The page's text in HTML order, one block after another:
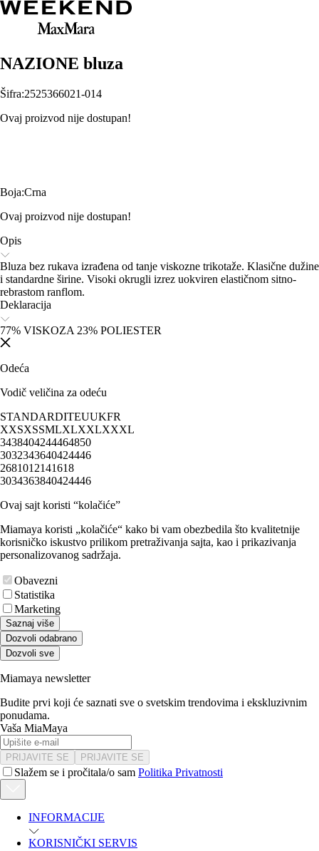
NAZIONE bluza
Šifra:2525366021-014
Ovaj proizvod nije dostupan!
Boja:Crna
Ovaj proizvod nije dostupan!
Opis
Bluza bez rukava izrađena od tanje viskozne trikotaže. Klasične dužine
i standardne širine. Visoki okrugli izrez uokviren elastičnom sitno-
rebrastom ranflom.
Deklaracija
77% VISKOZA 23% POLIESTER
Odeća
Vodič veličina za odeću
STANDARDITEUUKFR
XXSXSSMLXLXXLXXXL
3438404244464850
3032343640424446
2681012141618
3034363840424446
Ovaj sajt koristi “kolačiće”
Miamaya koristi „kolačiće“ kako bi vam obezbedila što kvalitetnije
korisničko iskustvo prilikom pretraživanja sajta, kao i prikazivanja
personalizovanog sadržaja.
Obavezni
Statistika
Marketing
Saznaj više
Dozvoli odabrano
Dozvoli sve
Miamaya newsletter
Budite prvi koji će saznati sve o svetskim trendovima i ekskluzivnim
ponudama.
Vaša MiaMaya
PRIJAVITE SE PRIJAVITE SE
Slažem se i pročitala/o sam Politika Privatnosti
INFORMACIJE
KORISNIČKI SERVIS